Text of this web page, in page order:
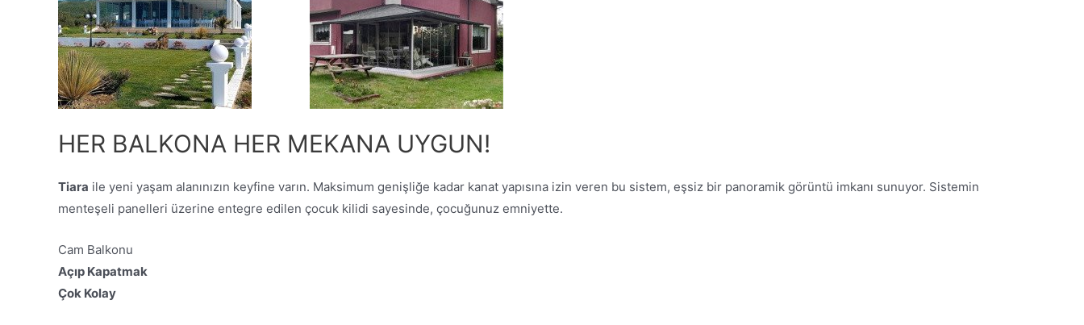
HER BALKONA HER MEKANA UYGUN!
Tiara ile yeni yaşam alanınızın keyfine varın. Maksimum genişliğe kadar kanat yapısına izin veren bu sistem, eşsiz bir panoramik görüntü imkanı sunuyor. Sistemin
menteşeli panelleri üzerine entegre edilen çocuk kilidi sayesinde, çocuğunuz emniyette.
Cam Balkonu
Açıp Kapatmak
Çok Kolay